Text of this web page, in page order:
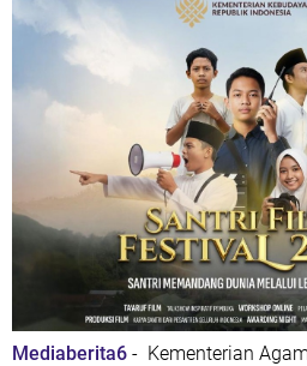
Mediaberita6 - Kementerian